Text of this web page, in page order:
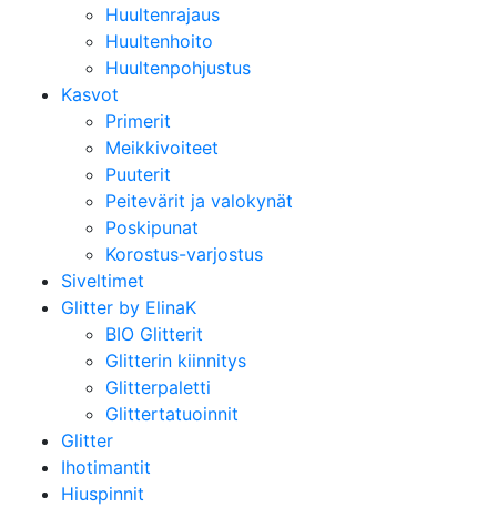
Huultenrajaus
Huultenhoito
Huultenpohjustus
Kasvot
Primerit
Meikkivoiteet
Puuterit
Peitevärit ja valokynät
Poskipunat
Korostus-varjostus
Siveltimet
Glitter by ElinaK
BIO Glitterit
Glitterin kiinnitys
Glitterpaletti
Glittertatuoinnit
Glitter
Ihotimantit
Hiuspinnit